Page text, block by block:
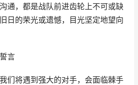
通，都是战队前进齿轮上不可或缺
日的荣光或遗憾，目光坚定地望向
言
们将遇到强大的对手，会面临棘手